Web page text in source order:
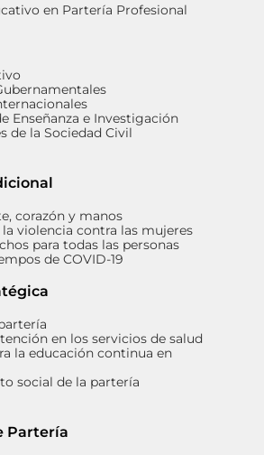
en Partería Profesional
Enseñanza e Investigación
de la Sociedad Civil
corazón y manos
violencia contra las mujeres
para todas las personas
de COVID-19
en los servicios de salud
la educación continua en
social de la partería
Partería